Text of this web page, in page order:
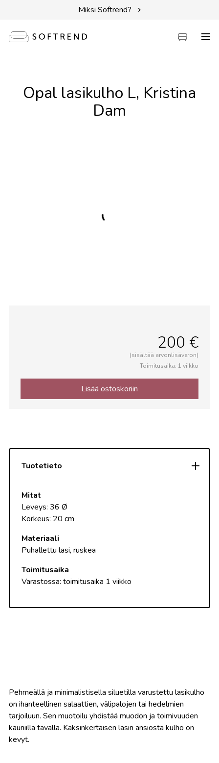
Miksi Softrend?
Sängyt
Opal lasikulho L, Kristina
Dam
200 €
(sisältää arvonlisäveron)
Toimitusaika: 1 viikko
Lisää ostoskoriin
Tuotetieto
Mitat
Leveys: 36 Ø
Korkeus: 20 cm
Materiaali
Puhallettu lasi, ruskea
Toimitusaika
Varastossa: toimitusaika 1 viikko
Pehmeällä ja minimalistisella siluetilla varustettu lasikulho
on ihanteellinen salaattien, välipalojen tai hedelmien
tarjoiluun. Sen muotoilu yhdistää muodon ja toimivuuden
kauniilla tavalla. Kaksinkertaisen lasin ansiosta kulho on
kevyt.